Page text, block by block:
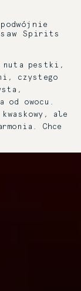
Spirits
nuta pestki,
czystego
od owocu.
ale
Chce